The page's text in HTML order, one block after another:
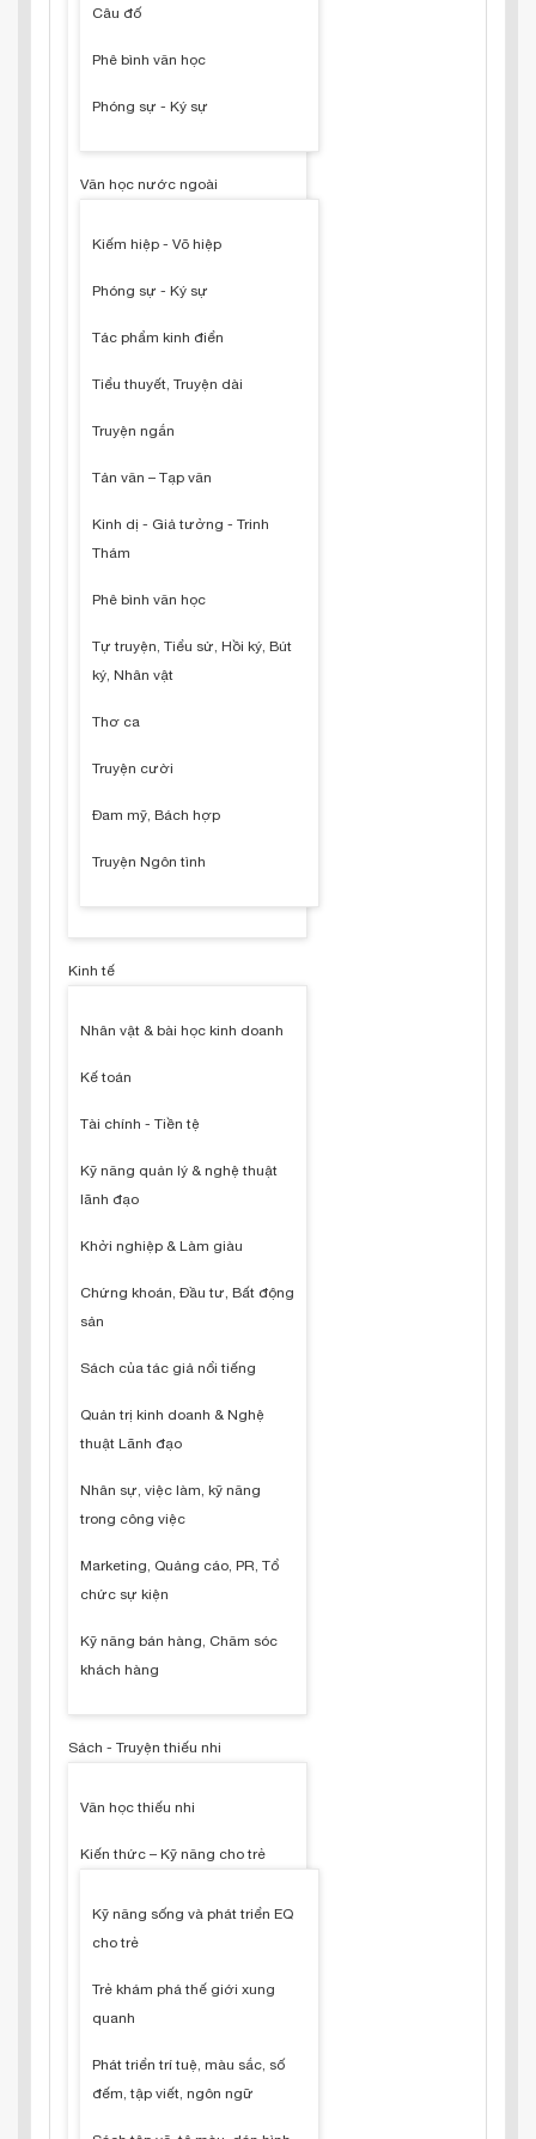
Câu đố
Phê bình văn học
Phóng sự - Ký sự
Văn học nước ngoài
Kiếm hiệp - Võ hiệp
Phóng sự - Ký sự
Tác phẩm kinh điển
Tiểu thuyết, Truyện dài
Truyện ngắn
Tản văn – Tạp văn
Kinh dị - Giả tưởng - Trinh
Thám
Phê bình văn học
Tự truyện, Tiểu sử, Hồi ký, Bút
ký, Nhân vật
Thơ ca
Truyện cười
Đam mỹ, Bách hợp
Truyện Ngôn tình
Kinh tế
Nhân vật & bài học kinh doanh
Kế toán
Tài chính - Tiền tệ
Kỹ năng quản lý & nghệ thuật
lãnh đạo
Khởi nghiệp & Làm giàu
Chứng khoán, Đầu tư, Bất động
sản
Sách của tác giả nổi tiếng
Quản trị kinh doanh & Nghệ
thuật Lãnh đạo
Nhân sự, việc làm, kỹ năng
trong công việc
Marketing, Quảng cáo, PR, Tổ
chức sự kiện
Kỹ năng bán hàng, Chăm sóc
khách hàng
Sách - Truyện thiếu nhi
Văn học thiếu nhi
Kiến thức – Kỹ năng cho trẻ
Kỹ năng sống và phát triển EQ
cho trẻ
Trẻ khám phá thế giới xung
quanh
Phát triển trí tuệ, màu sắc, số
đếm, tập viết, ngôn ngữ